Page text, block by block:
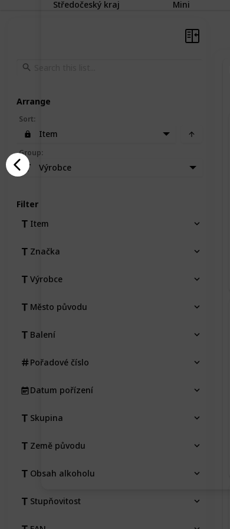
Středočeský kraj Mini
Arrange
Sort:
Item
Group:
Výrobce
Filter
Item
Značka
Výrobce
Město původu
Balení
Pořadové číslo
Datum pořízení
Skupina
Země původu
Obsah alkoholu
Stupňovitost